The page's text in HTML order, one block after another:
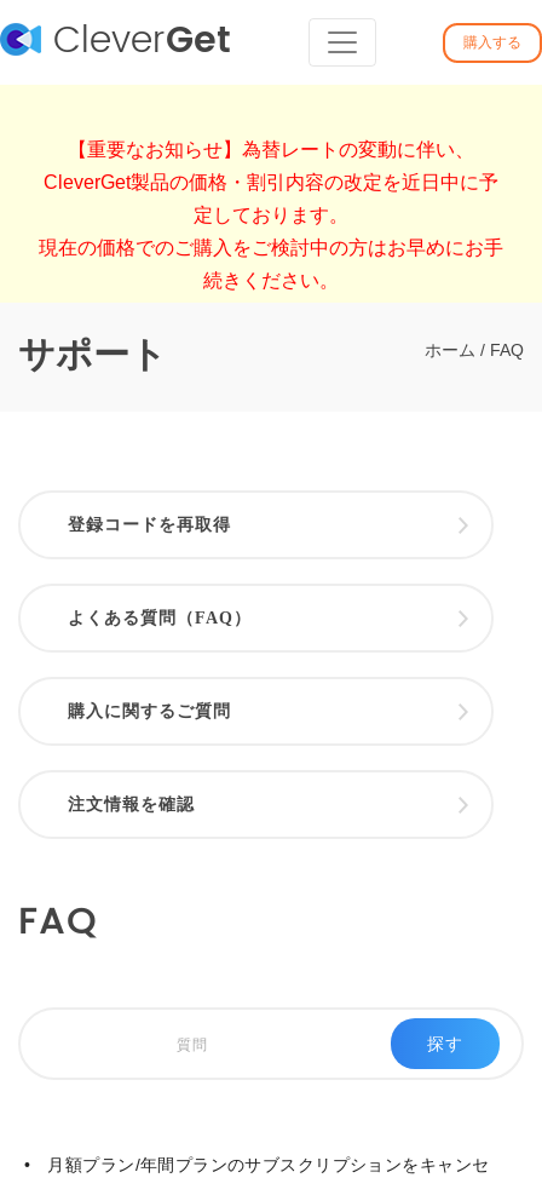
CleverGet 購入する
【重要なお知らせ】為替レートの変動に伴い、
CleverGet製品の価格・割引内容の改定を近日中に予
定しております。
現在の価格でのご購入をご検討中の方はお早めにお手
続きください。
サポート ホーム / FAQ
登録コードを再取得
よくある質問（FAQ）
購入に関するご質問
注文情報を確認
FAQ
探す
月額プラン/年間プランのサブスクリプションをキャンセ